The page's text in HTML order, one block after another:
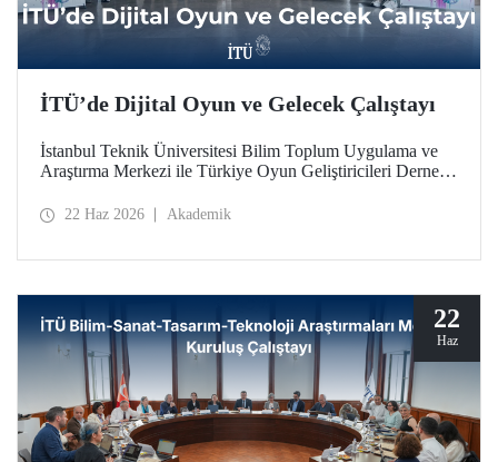
İTÜ’de Dijital Oyun ve Gelecek Çalıştayı
İstanbul Teknik Üniversitesi Bilim Toplum Uygulama ve
Araştırma Merkezi ile Türkiye Oyun Geliştiricileri Derneği
Gelecek Çalıştayı”, 17 Haziran 2026 tarihinde İTÜ
22 Haz 2026 Akademik
22
Haz